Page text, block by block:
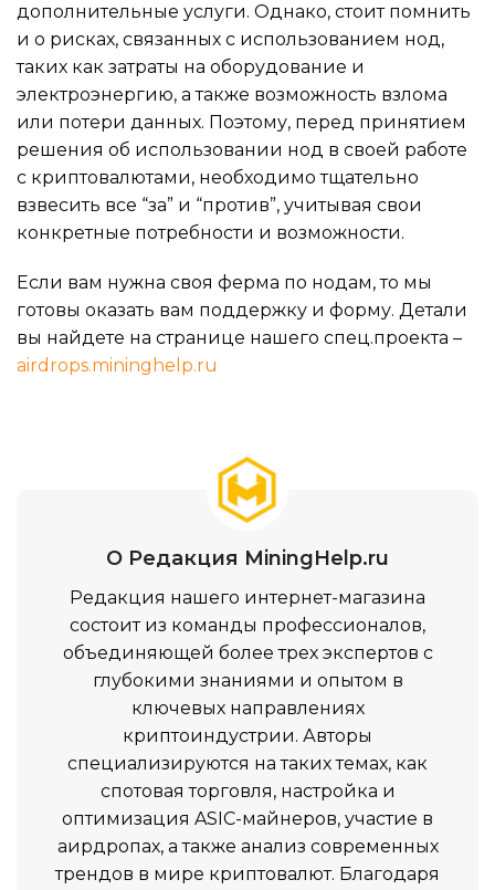
дополнительные услуги. Однако, стоит помнить
и о рисках, связанных с использованием нод,
таких как затраты на оборудование и
электроэнергию, а также возможность взлома
или потери данных. Поэтому, перед принятием
решения об использовании нод в своей работе
с криптовалютами, необходимо тщательно
взвесить все “за” и “против”, учитывая свои
конкретные потребности и возможности.
Если вам нужна своя ферма по нодам, то мы
готовы оказать вам поддержку и форму. Детали
вы найдете на странице нашего спец.проекта –
airdrops.mininghelp.ru
О Редакция MiningHelp.ru
Редакция нашего интернет-магазина
состоит из команды профессионалов,
объединяющей более трех экспертов с
глубокими знаниями и опытом в
ключевых направлениях
криптоиндустрии. Авторы
специализируются на таких темах, как
спотовая торговля, настройка и
оптимизация ASIC-майнеров, участие в
аирдропах, а также анализ современных
трендов в мире криптовалют. Благодаря